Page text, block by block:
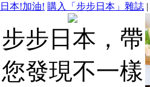
日本!加油! 購入「步步日本」雜誌 |
步步日本，帶
您發現不一樣